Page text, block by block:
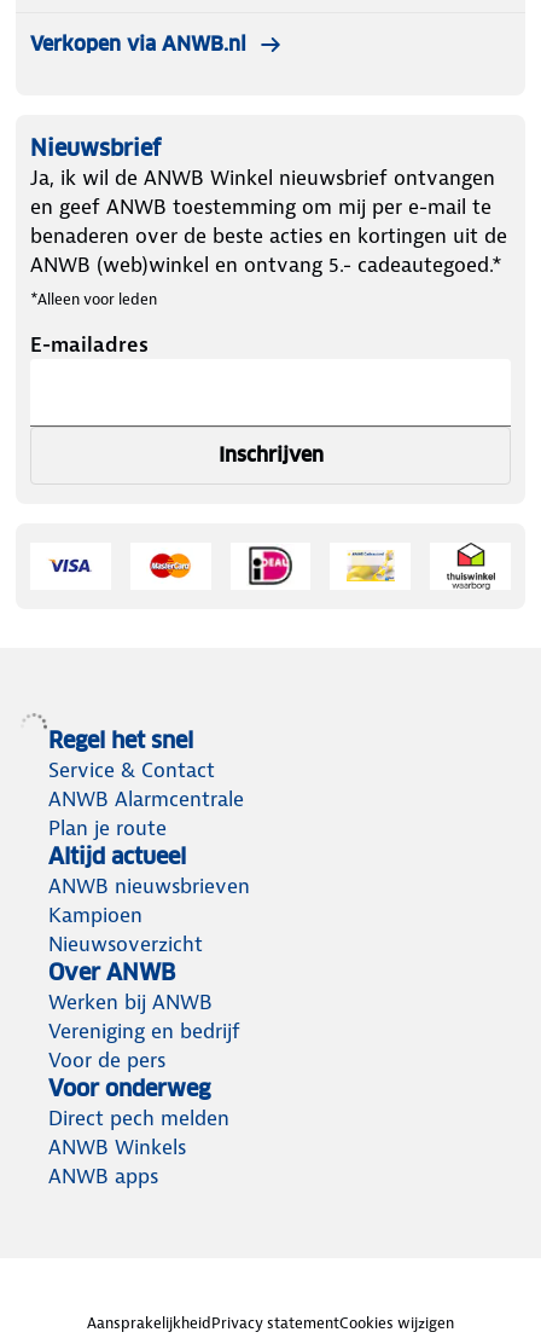
Verkopen via ANWB.nl
Nieuwsbrief
Ja, ik wil de ANWB Winkel nieuwsbrief ontvangen
en geef ANWB toestemming om mij per e-mail te
benaderen over de beste acties en kortingen uit de
ANWB (web)winkel en ontvang 5.- cadeautegoed.*
*Alleen voor leden
E-mailadres
Inschrijven
Regel het snel
Service & Contact
ANWB Alarmcentrale
Plan je route
Altijd actueel
ANWB nieuwsbrieven
Kampioen
Nieuwsoverzicht
Over ANWB
Werken bij ANWB
Vereniging en bedrijf
Voor de pers
Voor onderweg
Direct pech melden
ANWB Winkels
ANWB apps
AansprakelijkheidPrivacy statementCookies wijzigen